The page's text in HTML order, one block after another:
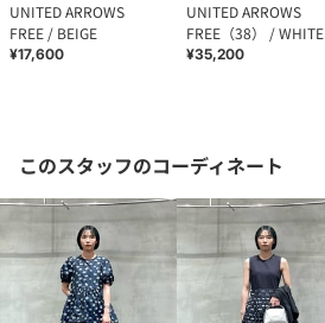
UNITED ARROWS
FREE / BEIGE
¥17,600
UNITED ARROWS
FREE（38） / WHITE
¥35,200
このスタッフのコーディネート